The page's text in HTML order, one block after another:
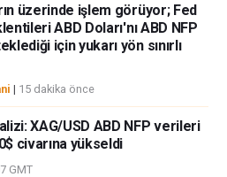
üzerinde işlem görüyor; Fed
ABD Doları'nı ABD NFP
için yukarı yön sınırlı
| 15 dakika önce
XAG/USD ABD NFP verileri
civarına yükseldi
GMT